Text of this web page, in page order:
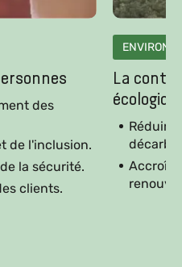
des
de l'inclusion.
la sécurité.
clients.
La
Réduire